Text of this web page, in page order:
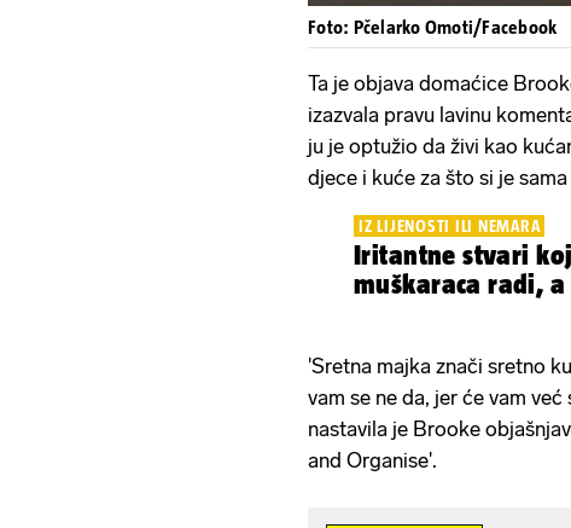
Foto: Pčelarko Omoti/Facebook
Ta je objava domaćice
izazvala pravu lavinu
ju je optužio da živi kao
djece i kuće za što si je
IZ LIJENOSTI ILI NEMARA
Iritantne stvari
muškaraca radi,
'Sretna majka znači sretno
vam se ne da, jer će vam
nastavila je Brooke
and Organise'.